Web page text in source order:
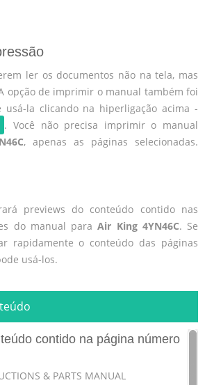
ler os documentos não na tela, mas
opção de imprimir o manual também foi
usá-la clicando na hiperligação acima -
. Você não precisa imprimir o manual
, apenas as páginas selecionadas.
previews do conteúdo contido nas
do manual paraAir King 4YN46C. Se
rapidamente o conteúdo das páginas
usá-los.
contido na página número
& PARTS MANUAL